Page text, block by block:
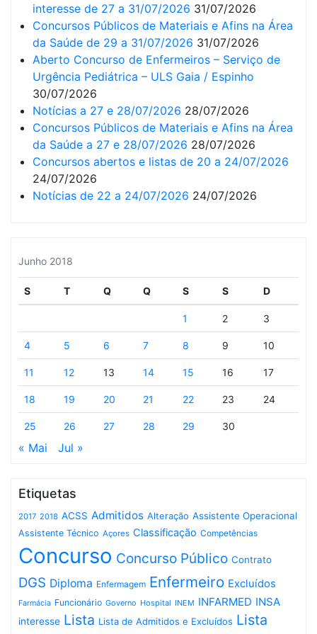
interesse de 27 a 31/07/2026 31/07/2026
Concursos Públicos de Materiais e Afins na Área
da Saúde de 29 a 31/07/2026 31/07/2026
Aberto Concurso de Enfermeiros – Serviço de
Urgência Pediátrica – ULS Gaia / Espinho
30/07/2026
Notícias a 27 e 28/07/2026 28/07/2026
Concursos Públicos de Materiais e Afins na Área
da Saúde a 27 e 28/07/2026 28/07/2026
Concursos abertos e listas de 20 a 24/07/2026
24/07/2026
Notícias de 22 a 24/07/2026 24/07/2026
Junho 2018
S T Q Q S S D
1 2 3
4 5 6 7 8 9 10
11 12 13 14 15 16 17
18 19 20 21 22 23 24
25 26 27 28 29 30
« Mai Jul »
Etiquetas
2017 2018 ACSS Admitidos Alteração Assistente Operacional
Assistente Técnico Açores Classificação Competências
Concurso Concurso Público Contrato
DGS Diploma Enfermagem Enfermeiro Excluídos
Farmácia Funcionário Governo Hospital INEM INFARMED INSA
interesse Lista Lista de Admitidos e Excluídos Lista